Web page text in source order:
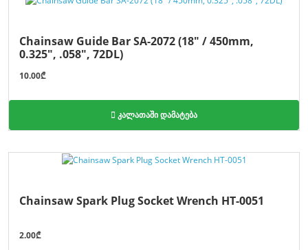
Chainsaw Guide Bar SA-2072 (18" / 450mm,
0.325", .058", 72DL)
10.00₾
კალათაში დამატება
Chainsaw Spark Plug Socket Wrench HT-0051
2.00₾